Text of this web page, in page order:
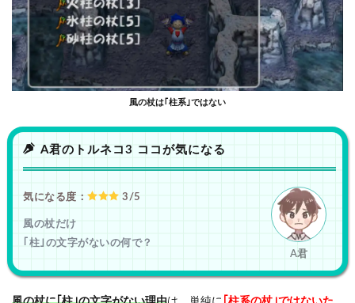
風の杖は｢柱系｣ではない
A君のトルネコ3 ココが気になる
A君
気になる度： 3/5
風の杖だけ
｢柱｣の文字がないの何で？